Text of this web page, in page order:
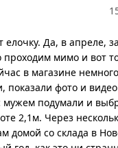
елочку. Да, в апреле,
проходим мимо и вот
в магазине
показали фото и
подумали и
2,1м. Через
домой со склада в